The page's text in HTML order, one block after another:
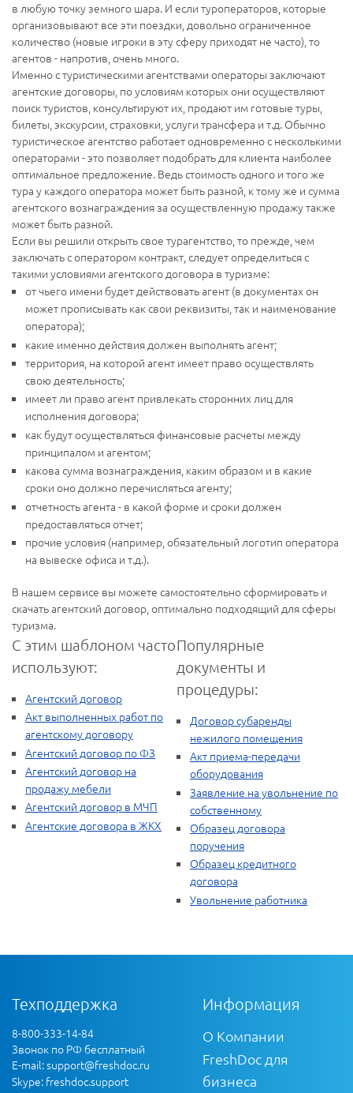
в любую точку земного шара. И если туроператоров, которые
организовывают все эти поездки, довольно ограниченное
количество (новые игроки в эту сферу приходят не часто), то
агентов - напротив, очень много.
Именно с туристическими агентствами операторы заключают
агентские договоры, по условиям которых они осуществляют
поиск туристов, консультируют их, продают им готовые туры,
билеты, экскурсии, страховки, услуги трансфера и т.д. Обычно
туристическое агентство работает одновременно с несколькими
операторами - это позволяет подобрать для клиента наиболее
оптимальное предложение. Ведь стоимость одного и того же
тура у каждого оператора может быть разной, к тому же и сумма
агентского вознаграждения за осуществленную продажу также
может быть разной.
Если вы решили открыть свое турагентство, то прежде, чем
заключать с оператором контракт, следует определиться с
такими условиями агентского договора в туризме:
от чьего имени будет действовать агент (в документах он
может прописывать как свои реквизиты, так и наименование
оператора);
какие именно действия должен выполнять агент;
территория, на которой агент имеет право осуществлять
свою деятельность;
имеет ли право агент привлекать сторонних лиц для
исполнения договора;
как будут осуществляться финансовые расчеты между
принципалом и агентом;
какова сумма вознаграждения, каким образом и в какие
сроки оно должно перечисляться агенту;
отчетность агента - в какой форме и сроки должен
предоставляться отчет;
прочие условия (например, обязательный логотип оператора
на вывеске офиса и т.д.).
В нашем сервисе вы можете самостоятельно сформировать и
скачать агентский договор, оптимально подходящий для сферы
туризма.
С этим шаблоном часто
используют:
Агентский договор
Акт выполненных работ по
агентскому договору
Агентский договор по ФЗ
Агентский договор на
продажу мебели
Агентский договор в МЧП
Агентские договора в ЖКХ
Популярные
документы и
процедуры:
Договор субаренды
нежилого помещения
Акт приема-передачи
оборудования
Заявление на увольнение по
собственному
Образец договора
поручения
Образец кредитного
договора
Увольнение работника
Техподдержка
8-800-333-14-84
Звонок по РФ бесплатный
E-mail:support@freshdoc.ru
Skype: freshdoc.support
Информация
О Компании
FreshDoc для
бизнеса